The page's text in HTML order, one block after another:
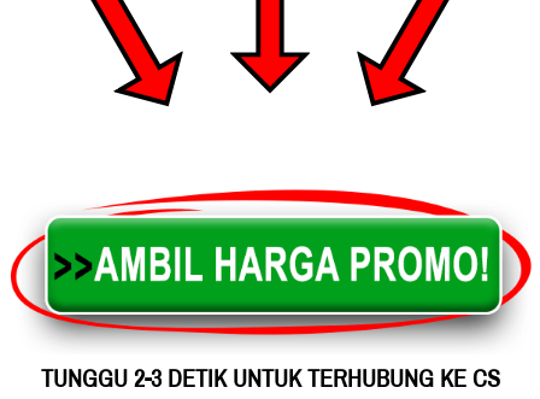
TUNGGU 2-3 DETIK UNTUK TERHUBUNG KE CS